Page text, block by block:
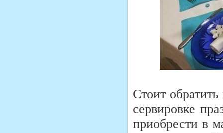
Стоит
сервировке
приобрести в